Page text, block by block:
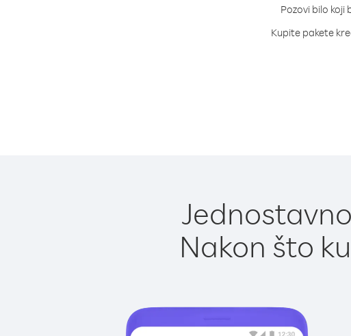
Pozovi bilo koji
Kupite pakete
Nakon što